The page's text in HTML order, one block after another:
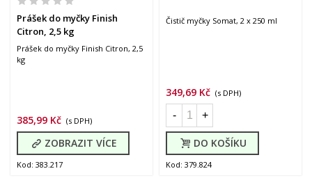
Prášek do myčky Finish
Citron, 2,5 kg
Prášek do myčky Finish Citron, 2,5
kg
385,99 Kč (s DPH)
ZOBRAZIT VÍCE
Kod: 383.217
Čistič myčky Somat, 2 x 250 ml
349,69 Kč (s DPH)
- +
DO KOŠÍKU
Kod: 379.824